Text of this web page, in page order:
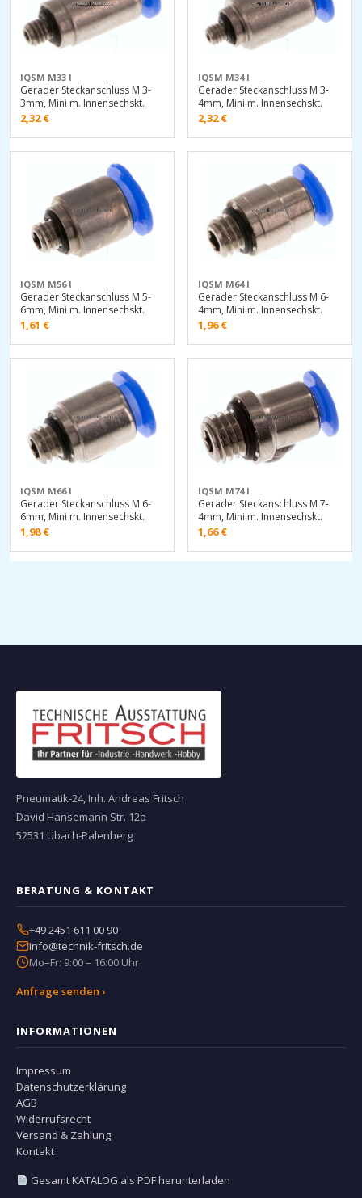
IQSM M33 I
Gerader Steckanschluss M 3-
3mm, Mini m. Innensechskt.
2,32€
IQSM M34 I
Gerader Steckanschluss M 3-
4mm, Mini m. Innensechskt.
2,32€
IQSM M56 I
Gerader Steckanschluss M 5-
6mm, Mini m. Innensechskt.
1,61 €
IQSM M64 I
Gerader Steckanschluss M 6-
4mm, Mini m. Innensechskt.
1,96€
IQSM M66 I
Gerader Steckanschluss M 6-
6mm, Mini m. Innensechskt.
1,98€
IQSM M74 I
Gerader Steckanschluss M 7-
4mm, Mini m. Innensechskt.
1,66€
Pneumatik-24, Inh. Andreas Fritsch
David Hansemann Str. 12a
52531 Übach-Palenberg
BERATUNG & KONTAKT
+49 2451 611 00 90
info@technik-fritsch.de
Mo–Fr: 9:00 – 16:00 Uhr
Anfrage senden ›
INFORMATIONEN
Impressum
Datenschutzerklärung
AGB
Widerrufsrecht
Versand & Zahlung
Kontakt
Gesamt KATALOG als PDF herunterladen